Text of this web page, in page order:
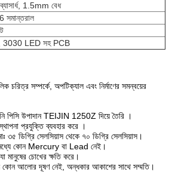
1.5mm বেধ
সমান্তরাল
3030 LED সহ PCB
সম্পর্কে, অপটিক্যাল এবং নির্মাণের সমন্বয়ের
পিসি উপাদান TEIJIN 1250Z দিয়ে তৈরি ।
প্রযুক্তি ব্যবহার করে ।
৩৫ ডিগ্রি সেলসিয়াস থেকে ৭০ ডিগ্রি সেলসিয়াস।
কোন Mercury বা Lead নেই।
মানুষের চোখের ক্ষতি করে।
কোন আলোর দূষণ নেই, অন্ধকার আকাশের সাথে সম্মতি।